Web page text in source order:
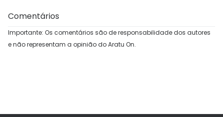
Comentários
Importante: Os comentários são de responsabilidade dos autores
e não representam a opinião do Aratu On.